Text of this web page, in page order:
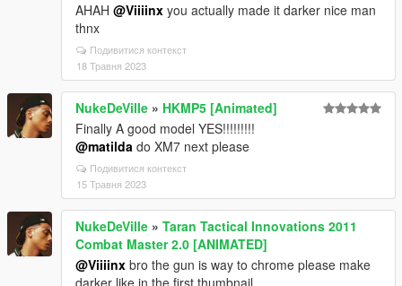
AHAH @Viiiinx you actually made it darker nice man
thnx
Подивитися контекст
18 Травня 2023
NukeDeVille » HKMP5 [Animated]
Finally A good model YES!!!!!!!!!
@matilda do XM7 next please
Подивитися контекст
15 Травня 2023
NukeDeVille » Taran Tactical Innovations 2011
Combat Master 2.0 [ANIMATED]
@Viiiinx bro the gun is way to chrome please make
darker like in the first thumbnail.